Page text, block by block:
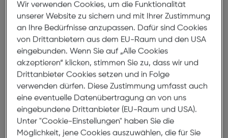
den aktuellen Zeitgeist. Durch die verwendung dieser
stylischen Farbe, und der verarbeitung von
besonders leichtem und stabilem Kunststoff, eignet
sich die Fassung perfekt für Brillenträgerinnen die
höchstmöglichen Tragekomfort mit hippem Design
kombinieren wollen.
Abmessungen
Brillenbreite:132mm
Wir verwenden Cookies, um die Funktionalität
unserer Website zu sichern und mit Ihrer Zustimmung
an Ihre Bedürfnisse anzupassen. Dafür sind Cookies
von Drittanbietern aus dem EU-Raum und den USA
eingebunden. Wenn Sie auf „Alle Cookies
akzeptieren“ klicken, stimmen Sie zu, dass wir und
Drittanbieter Cookies setzen und in Folge
verwenden dürfen. Diese Zustimmung umfasst auch
eine eventuelle Datenübertragung an von uns
eingebundene Drittanbieter (EU-Raum und USA).
Unter "Cookie-Einstellungen" haben Sie die
Möglichkeit, jene Cookies auszuwählen, die für Sie